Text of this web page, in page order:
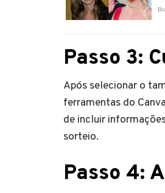
Passo 3:
Após selecionar o
ferramentas do
de incluir
sorteio.
Passo 4: